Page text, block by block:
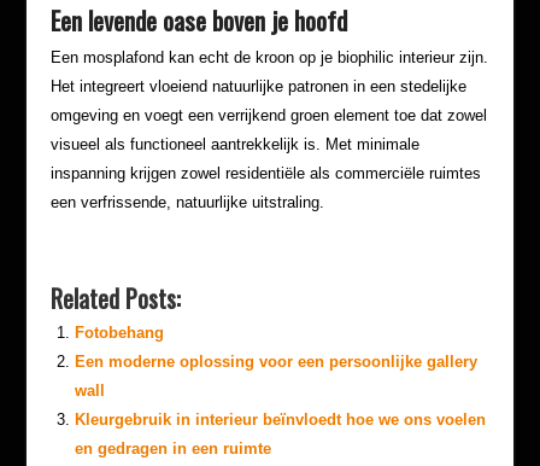
Een levende oase boven je hoofd
Een mosplafond kan echt de kroon op je biophilic interieur zijn.
Het integreert vloeiend natuurlijke patronen in een stedelijke
omgeving en voegt een verrijkend groen element toe dat zowel
visueel als functioneel aantrekkelijk is. Met minimale
inspanning krijgen zowel residentiële als commerciële ruimtes
een verfrissende, natuurlijke uitstraling.
Related Posts:
Fotobehang
Een moderne oplossing voor een persoonlijke gallery
wall
Kleurgebruik in interieur beïnvloedt hoe we ons voelen
en gedragen in een ruimte